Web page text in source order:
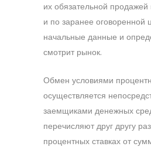
их обязательной продажей
и по заранее оговоренной
начальные данные и
смотрит рынок.
Обмен условиями
осуществляется
заемщиками денежных
перечисляют друг другу
процентных ставках от